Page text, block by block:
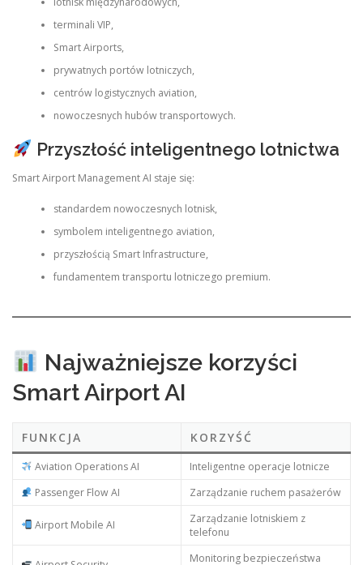
terminali VIP,
Smart Airports,
prywatnych portów lotniczych,
centrów logistycznych aviation,
nowoczesnych hubów transportowych.
Przyszłość inteligentnego lotnictwa
Smart Airport Management AI staje się:
standardem nowoczesnych lotnisk,
symbolem inteligentnego aviation,
przyszłością Smart Infrastructure,
fundamentem transportu lotniczego premium.
Najważniejsze korzyści
Smart Airport AI
FUNKCJA KORZYŚĆ
Aviation Operations AI
Inteligentne operacje lotnicze
Passenger Flow AI
Zarządzanie ruchem pasażerów
Airport Mobile AI
Zarządzanie lotniskiem z
telefonu
Monitoring bezpieczeństwa